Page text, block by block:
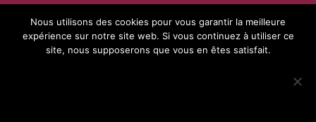
15, rue de Vaugirard – 75291 Paris Cedex 06 – Tél. 01 42 34
39 60Nous utilisons des cookies pour vous garantir la meilleure
expérience sur notre site web. Si vous continuez à utiliser ce
site, nous supposerons que vous en êtes satisfait.